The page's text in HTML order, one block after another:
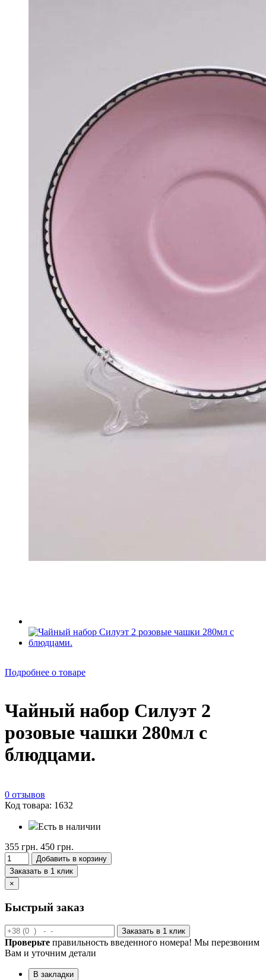
Подробнее о товаре
Чайный набор Силуэт 2
розовые чашки 280мл с
блюдцами.
0 отзывов
Код товара: 1632
Есть в наличии
355 грн. 450 грн.
Добавить в корзину
Заказать в 1 клик
×
Быстрый заказ
Заказать в 1 клик
Проверьте правильность введенного номера! Мы перезвоним
Вам и уточним детали
В закладки